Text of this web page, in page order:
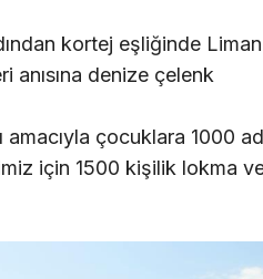
kortej eşliğinde Liman
anısına denize çelenk
amacıyla çocuklara 1000
için 1500 kişilik lokma